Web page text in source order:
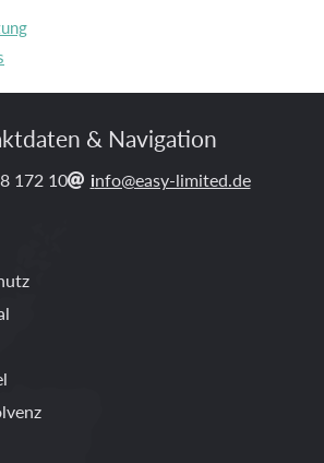
& Navigation
172 10 info@easy-limited.de